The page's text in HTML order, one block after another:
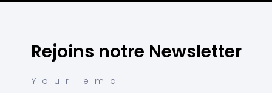
Rejoins notre Newsletter